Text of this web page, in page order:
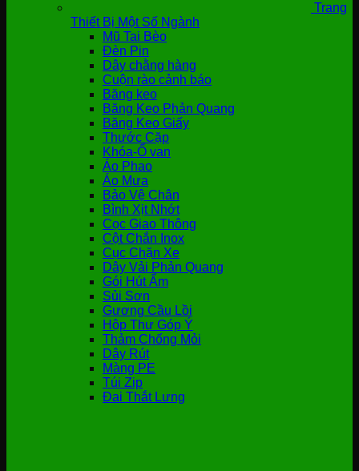
Trang
Thiết Bị Một Số Ngành
Mũ Tai Bèo
Đèn Pin
Dây chằng hàng
Cuộn rào cảnh báo
Băng keo
Băng Keo Phản Quang
Băng Keo Giấy
Thước Cặp
Khóa-Ổ van
Áo Phao
Áo Mưa
Bảo Vệ Chân
Bình Xịt Nhớt
Cọc Giao Thông
Cột Chắn Inox
Cục Chặn Xe
Dây Vải Phản Quang
Gói Hút Ẩm
Sủi Sơn
Gương Cầu Lồi
Hộp Thư Góp Ý
Thảm Chống Mỏi
Dây Rút
Màng PE
Túi Zip
Đai Thắt Lưng